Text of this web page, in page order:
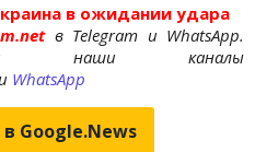
в ожидании удара
в Telegram и WhatsApp.
на наши каналы
WhatsApp
Google.News